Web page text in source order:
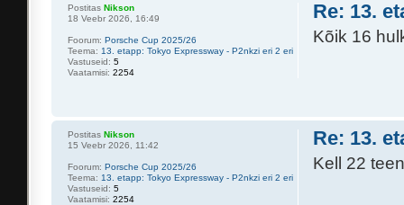
Re: 13.
Kõik 16
Postitas Nikson
18 Veebr 2026, 16:49
Foorum: Porsche Cup 2025/26
Teema: 13. etapp: Tokyo Expressway - P2nkzi eri 2 eri
Vastuseid: 5
Vaatamisi: 2254
Re: 13.
Kell 22
Postitas Nikson
15 Veebr 2026, 11:42
Foorum: Porsche Cup 2025/26
Teema: 13. etapp: Tokyo Expressway - P2nkzi eri 2 eri
Vastuseid: 5
Vaatamisi: 2254